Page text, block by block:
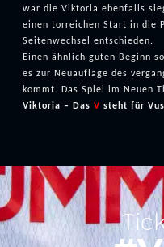
war die Viktoria ebenfalls
einen torreichen Start in die
Seitenwechsel entschieden.
Einen ähnlich guten Beginn
es zur Neuauflage des
kommt. Das Spiel im Neuen
Viktoria – Das V steht für